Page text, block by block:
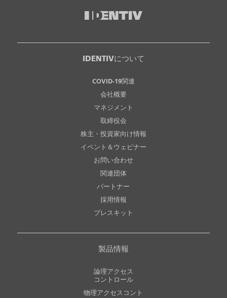
IDENTIVについて
COVID-19関連
会社概要
マネジメント
取締役会
株主・投資家向け情報
イベント＆ウェビナー
お問い合わせ
関連団体
パートナー
採用情報
プレスキット
製品情報
論理アクセス
コントロール
物理アクセスコント